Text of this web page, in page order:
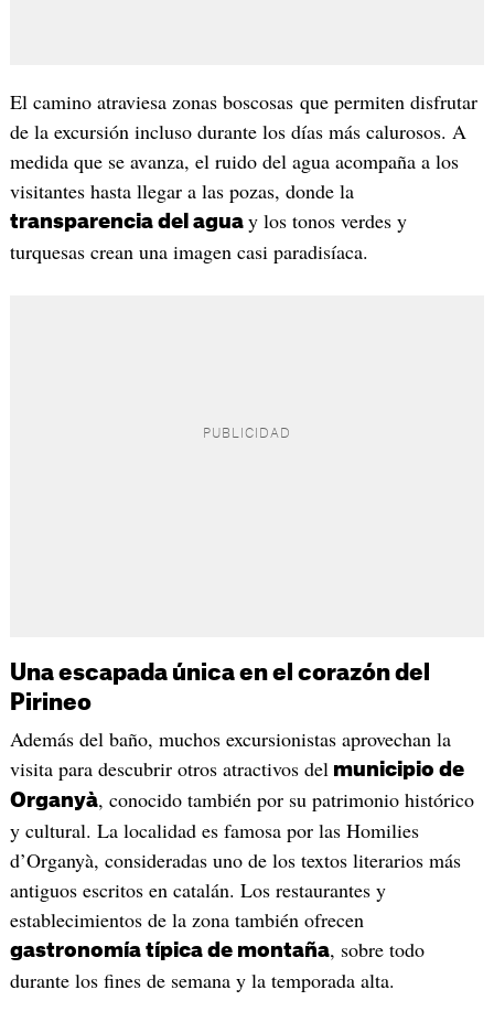
El camino atraviesa zonas boscosas que permiten disfrutar
de la excursión incluso durante los días más calurosos. A
medida que se avanza, el ruido del agua acompaña a los
visitantes hasta llegar a las pozas, donde la
transparencia del agua y los tonos verdes y
turquesas crean una imagen casi paradisíaca.
Una escapada única en el corazón del
Pirineo
Además del baño, muchos excursionistas aprovechan la
visita para descubrir otros atractivos del municipio de
Organyà, conocido también por su patrimonio histórico
y cultural. La localidad es famosa por las Homilies
d’Organyà, consideradas uno de los textos literarios más
antiguos escritos en catalán. Los restaurantes y
establecimientos de la zona también ofrecen
gastronomía típica de montaña, sobre todo
durante los fines de semana y la temporada alta.